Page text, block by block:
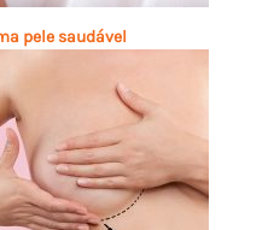
pele saudável